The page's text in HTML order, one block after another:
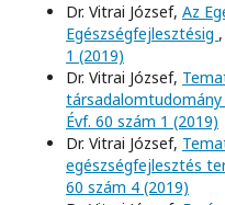
Dr. Vitrai József, Az
Egészségfejlesztésig ,
1 (2019)
Dr. Vitrai József,
Évf. 60 szám 1 (2019)
Dr. Vitrai József,
egészségfejlesztés
60 szám 4 (2019)